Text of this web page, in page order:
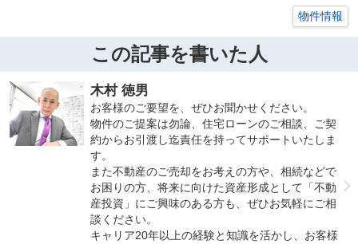
物件情報
この記事を書いた人
木村 徳男
お客様のご要望を、ぜひお聞かせください。
物件のご提案は勿論、住宅ローンのご相談、ご契
約からお引渡し迄責任を持ってサポートいたしま
す。
また不動産のご売却をお考えの方や、相続などで
お困りの方、将来に向けた資産形成として「不動
産投資」にご興味のある方も、ぜひお気軽にご相
談ください。
キャリア20年以上の経験と知識を活かし、お客様